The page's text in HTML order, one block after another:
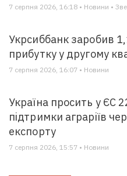
7 серпня 2026, 16:18 • Новини •
Укрсиббанк заробив
прибутку у другому
7 серпня 2026, 16:07 • Новини
Україна просить у ЄС
підтримки аграріїв
експорту
7 серпня 2026, 15:57 • Новини